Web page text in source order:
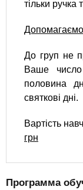
тільки ручка
До груп не
Ваше
половина
святкові дні.
Вартість
грн
Программа